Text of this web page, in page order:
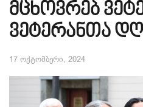
მცხოვრებ
ვეტერანთა
17 ოქტომბერი, 2024